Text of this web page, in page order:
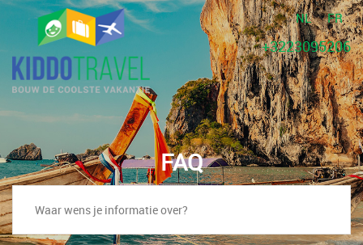
NL FR
+3223095206
FAQ